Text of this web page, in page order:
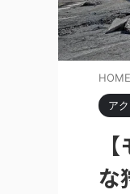
HOME
ア
な